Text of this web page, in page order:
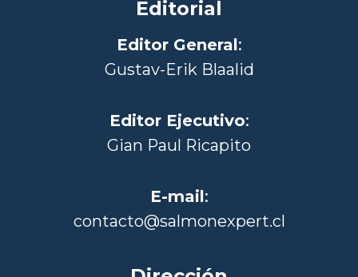
Editorial
Editor General:
Gustav-Erik Blaalid
Editor Ejecutivo:
Gian Paul Ricapito
E-mail:
contacto@salmonexpert.cl